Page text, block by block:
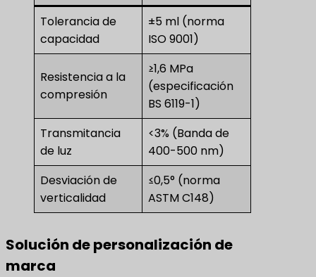
Tolerancia de
capacidad
±5 ml (norma
ISO 9001)
Resistencia a la
compresión
≥1,6 MPa
(especificación
BS 6119-1)
Transmitancia
de luz
<3% (Banda de
400-500 nm)
Desviación de
verticalidad
≤0,5° (norma
ASTM C148)
Solución de personalización de
marca